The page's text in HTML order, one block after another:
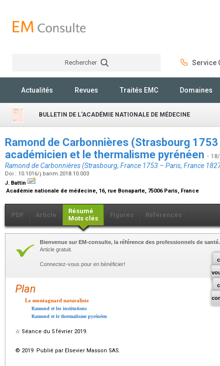
Rechercher Service
Actualités Revues Traités EMC Domaines
BULLETIN DE L'ACADÉMIE NATIONALE DE MÉDECINE
Ramond de Carbonnières (Strasbourg
académicien et le thermalisme pyrénéen -
Ramond de Carbonnières (Strasbourg, France 1753 – Paris, France
Doi : 10.1016/j.banm.2018.10.003
J. Battin
Académie nationale de médecine, 16, rue Bonaparte, 75006 Paris, France
PDF Article
Résumé
Mots clés
Figures Références
Bienvenue sur EM-consulte, la référence des professionnels de santé.
Article gratuit.
Connectez-vous pour en bénéficier!
Plan
Le montagnard naturaliste
Ramond et les institutions
Ramond et le thermalisme pyrénéen
☆ Séance du 5 février 2019.
© 2019 Publié par Elsevier Masson SAS.